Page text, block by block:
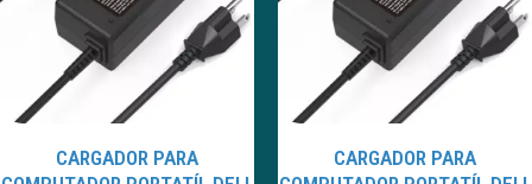
CARGADOR PARA
CARGADOR PARA